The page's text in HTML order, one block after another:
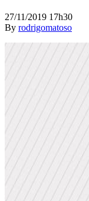
27/11/2019 17h30
By rodrigomatoso